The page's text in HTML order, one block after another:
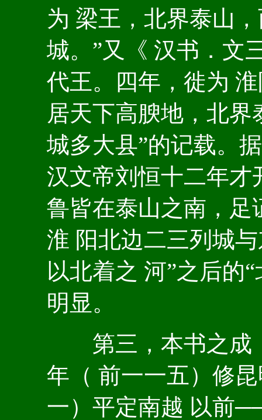
为 梁王，北界泰山
城。”又《 汉书．文
代王。四年，徙为
居天下高腴地，北
城多大县”的记载。
汉文帝刘恒十二年才
鲁皆在泰山之南，足
淮 阳北边二三列城
以北着之 河”之后的
明显。
第三，本书之成
年（ 前一一五）修
一）平定南越 以前